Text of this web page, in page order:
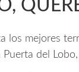
los mejores
del